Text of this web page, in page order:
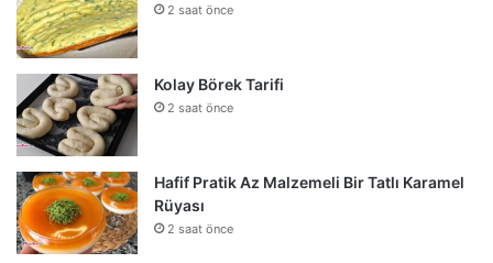
2 saat önce
Kolay Börek Tarifi
2 saat önce
Hafif Pratik Az Malzemeli Bir Tatlı Karamel
Rüyası
2 saat önce